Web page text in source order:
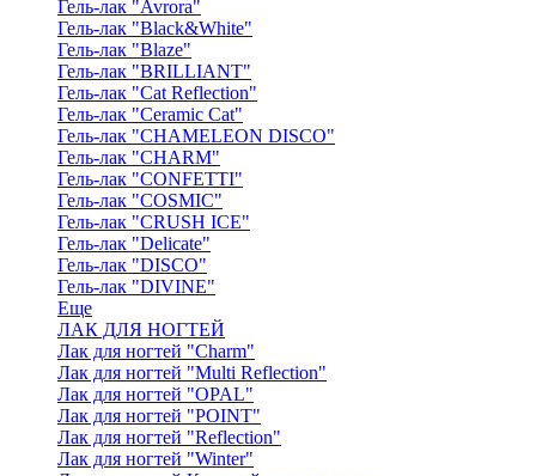
Гель-лак "Avrora"
Гель-лак "Black&White"
Гель-лак "Blaze"
Гель-лак "BRILLIANT"
Гель-лак "Cat Reflection"
Гель-лак "Ceramic Cat"
Гель-лак "CHAMELEON DISCO"
Гель-лак "CHARM"
Гель-лак "CONFETTI"
Гель-лак "COSMIC"
Гель-лак "CRUSH ICE"
Гель-лак "Delicate"
Гель-лак "DISCO"
Гель-лак "DIVINE"
Еще
ЛАК ДЛЯ НОГТЕЙ
Лак для ногтей "Charm"
Лак для ногтей "Multi Reflection"
Лак для ногтей "OPAL"
Лак для ногтей "POINT"
Лак для ногтей "Reflection"
Лак для ногтей "Winter"